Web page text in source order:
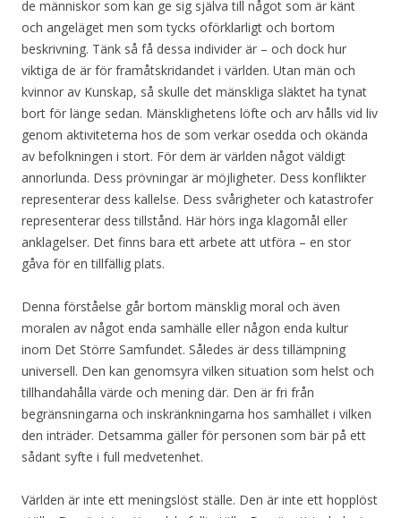
de människor som kan ge sig själva till något som är känt
och angeläget men som tycks oförklarligt och bortom
beskrivning. Tänk så få dessa individer är – och dock hur
viktiga de är för framåtskridandet i världen. Utan män och
kvinnor av Kunskap, så skulle det mänskliga släktet ha tynat
bort för länge sedan. Mänsklighetens löfte och arv hålls vid liv
genom aktiviteterna hos de som verkar osedda och okända
av befolkningen i stort. För dem är världen något väldigt
annorlunda. Dess prövningar är möjligheter. Dess konflikter
representerar dess kallelse. Dess svårigheter och katastrofer
representerar dess tillstånd. Här hörs inga klagomål eller
anklagelser. Det finns bara ett arbete att utföra – en stor
gåva för en tillfällig plats.
Denna förståelse går bortom mänsklig moral och även
moralen av något enda samhälle eller någon enda kultur
inom Det Större Samfundet. Således är dess tillämpning
universell. Den kan genomsyra vilken situation som helst och
tillhandahålla värde och mening där. Den är fri från
begränsningarna och inskränkningarna hos samhället i vilken
den inträder. Detsamma gäller för personen som bär på ett
sådant syfte i full medvetenhet.
Världen är inte ett meningslöst ställe. Den är inte ett hopplöst